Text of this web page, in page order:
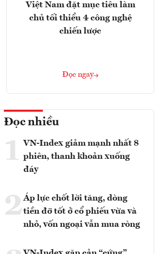
Việt Nam đặt mục tiêu làm
chủ tối thiểu 4 công nghệ
chiến lược
Đọc ngay
Đọc nhiều
1 VN-Index giảm mạnh nhất 8
phiên, thanh khoản xuống
đáy
2Áp lực chốt lời tăng, dòng
tiền đỡ tốt ở cổ phiếu vừa và
nhỏ, vốn ngoại vẫn mua ròng